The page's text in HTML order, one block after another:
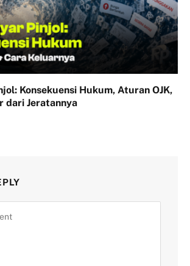
Konsekuensi Hukum, Aturan OJK,
dari Jeratannya